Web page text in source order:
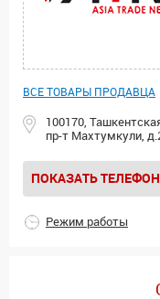
ВСЕ ТОВАРЫ ПРОДАВЦА
100170,
пр-т Махтумкули,
ПОКАЗАТЬ ТЕЛЕФОН
Режим работы